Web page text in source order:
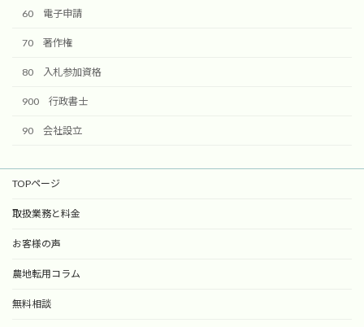
60 電子申請
70 著作権
80 入札参加資格
900 行政書士
90 会社設立
TOPページ
取扱業務と料金
お客様の声
農地転用コラム
無料相談